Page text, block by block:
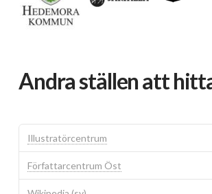
Andra ställen att
Illustratörcentrum
Författarcentrum Öst